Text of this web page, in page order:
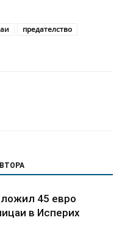
предателство
45 евро
в Исперих